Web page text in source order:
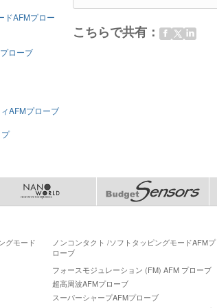
ドAFMプロー
ローブ
AFMプローブ
こちらで共有：
グモード
ノンコンタクト /ソフトタッピングモードAFMプ
ローブ
フォースモジュレーション (FM) AFM プローブ
超高周波AFMプローブ
スーパーシャープAFMプローブ